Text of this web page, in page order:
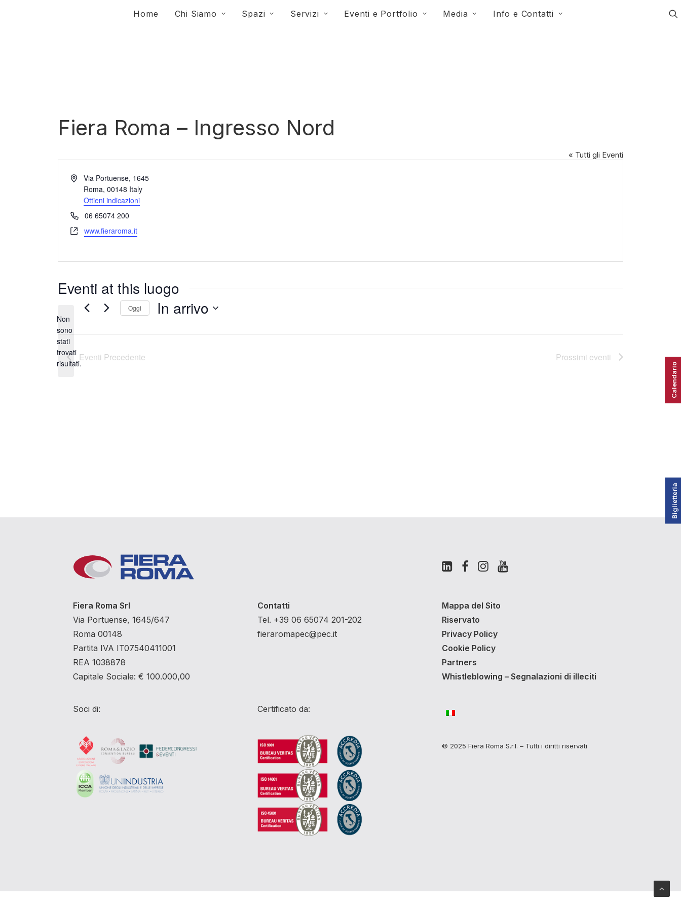
Home Chi Siamo Spazi Servizi Eventi e Portfolio Media Info e Contatti
Fiera Roma – Ingresso Nord
« Tutti gli Eventi
IndirizzoVia Portuense, 1645
Roma, 00148 Italy
Ottieni indicazioni
Telefono06 65074 200
Websitewww.fieraroma.it
Eventi at this luogo
Notice
Non
sono
stati
trovati
risultati.
Oggi In arrivo
la
Eventi Precedente Prossimi eventi
Fiera Roma Srl
Via Portuense, 1645/647
Roma 00148
Partita IVA IT07540411001
REA 1038878
Capitale Sociale: € 100.000,00
Contatti
Tel. +39 06 65074 201-202
fieraromapec@pec.it
Mappa del Sito
Riservato
Privacy Policy
Cookie Policy
Partners
Whistleblowing – Segnalazioni di illeciti
Soci di: Certificato da:
© 2025 Fiera Roma S.r.l. – Tutti i diritti riservati
Biglietteria
Calendario